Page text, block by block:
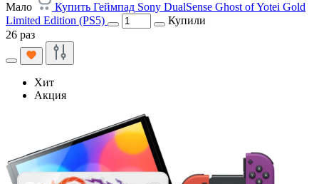
Мало
Купить Геймпад Sony DualSense Ghost of Yotei Gold
Limited Edition (PS5)
Купили
26 раз
Хит
Акция